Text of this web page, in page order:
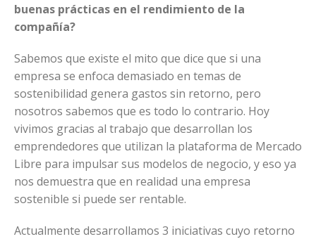
buenas prácticas en el rendimiento de la
compañía?
Sabemos que existe el mito que dice que si una
empresa se enfoca demasiado en temas de
sostenibilidad genera gastos sin retorno, pero
nosotros sabemos que es todo lo contrario. Hoy
vivimos gracias al trabajo que desarrollan los
emprendedores que utilizan la plataforma de Mercado
Libre para impulsar sus modelos de negocio, y eso ya
nos demuestra que en realidad una empresa
sostenible si puede ser rentable.
Actualmente desarrollamos 3 iniciativas cuyo retorno